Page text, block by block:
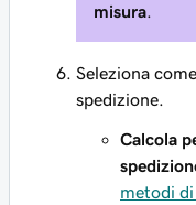
misura.
Seleziona
spedizione.
Calcola
metodi